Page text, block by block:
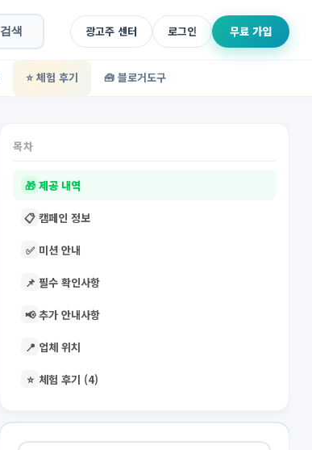
검색 광고주 센터 로그인 무료 가입
⭐ 체험 후기 🧰 블로거도구
목차
🎁 제공 내역
📋 캠페인 정보
✅ 미션 안내
📌 필수 확인사항
📢 추가 안내사항
📍 업체 위치
⭐ 체험 후기 (4)